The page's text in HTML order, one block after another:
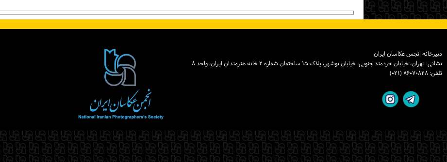
دبیرخانه انجمن عکاسان ایران
نشانی: تهران، خیابان خردمند جنوبی، خیابان نوشهر، پلاک ۱۵ ساختمان شماره ۲ خانه هنرمندان ایران، واحد ۸
تلفن: ۸۶۰۷۰۸۲۸ (۰۲۱)